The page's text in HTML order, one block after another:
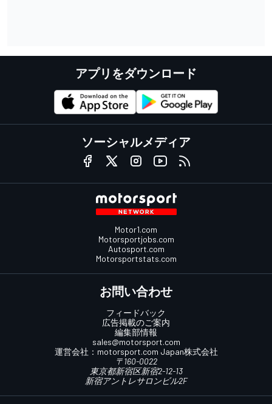
アプリをダウンロード
ソーシャルメディア
Motor1.com
Motorsportjobs.com
Autosport.com
Motorsportstats.com
お問い合わせ
フィードバック
広告掲載のご案内
編集部情報
sales@motorsport.com
運営会社： motorsport.com Japan株式会社
〒160-0022
東京都新宿区新宿2-12-13
新宿アントレサロンビル2F